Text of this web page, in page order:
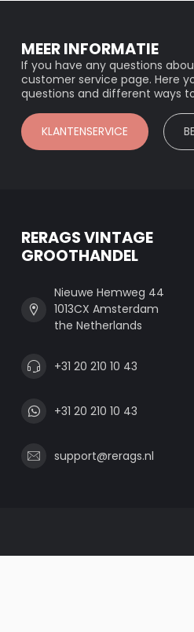
MEER INFORMATIE
If you have any questions
customer service page. Here
questions and different ways
KLANTENSERVICE
RERAGS VINTAGE
GROOTHANDEL
Nieuwe Hemweg 44
1013CX Amsterdam
the Netherlands
+31 20 210 10 43
+31 20 210 10 43
support@rerags.nl